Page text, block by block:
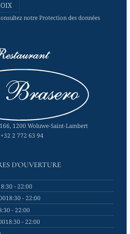
notreProtection des données
1200 Woluwe-Saint-Lambert
+32 2 772 63 94
D'OUVERTURE
- 22:00
18:30 - 22:00
- 22:00
18:30 - 22:00